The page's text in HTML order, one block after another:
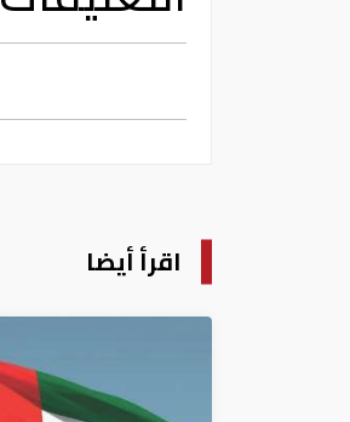
اقرأ أيضا